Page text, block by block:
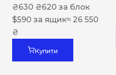
₴630 ₴620 за блок
$590 за ящик≈ 26 550
₴
Купити